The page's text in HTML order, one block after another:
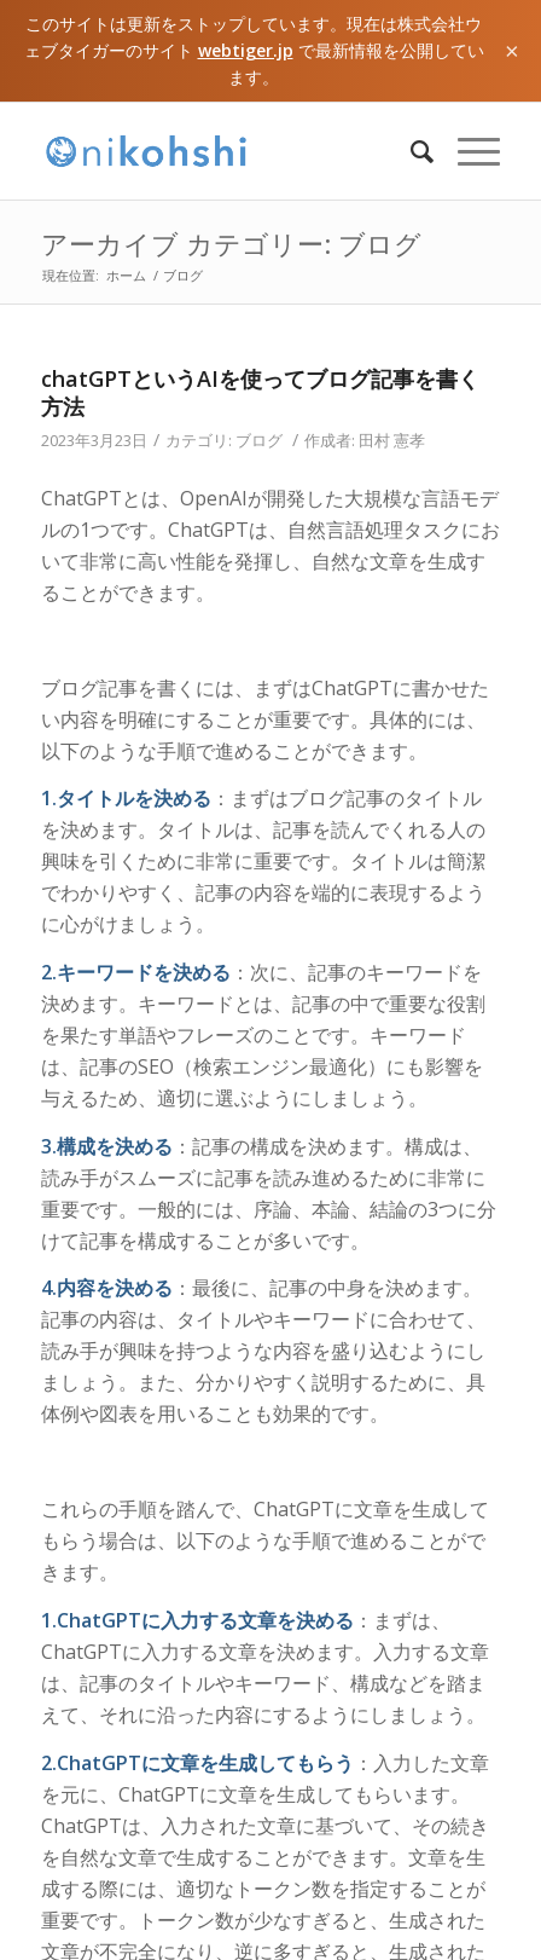
このサイトは更新をストップしています。現在は株式会社ウ
ェブタイガーのサイト webtiger.jp で最新情報を公開してい
ます。
×
アーカイブ カテゴリー: ブログ
現在位置: ホーム / ブログ
chatGPTというAIを使ってブログ記事を書く
方法
2023年3月23日 / カテゴリ: ブログ / 作成者: 田村 憲孝
ChatGPTとは、OpenAIが開発した大規模な言語モデ
ルの1つです。ChatGPTは、自然言語処理タスクにお
いて非常に高い性能を発揮し、自然な文章を生成す
ることができます。
ブログ記事を書くには、まずはChatGPTに書かせた
い内容を明確にすることが重要です。具体的には、
以下のような手順で進めることができます。
1.タイトルを決める ：まずはブログ記事のタイトル
を決めます。タイトルは、記事を読んでくれる人の
興味を引くために非常に重要です。タイトルは簡潔
でわかりやすく、記事の内容を端的に表現するよう
に心がけましょう。
2.キーワードを決める ：次に、記事のキーワードを
決めます。キーワードとは、記事の中で重要な役割
を果たす単語やフレーズのことです。キーワード
は、記事のSEO（検索エンジン最適化）にも影響を
与えるため、適切に選ぶようにしましょう。
3.構成を決める ：記事の構成を決めます。構成は、
読み手がスムーズに記事を読み進めるために非常に
重要です。一般的には、序論、本論、結論の3つに分
けて記事を構成することが多いです。
4.内容を決める ：最後に、記事の中身を決めます。
記事の内容は、タイトルやキーワードに合わせて、
読み手が興味を持つような内容を盛り込むようにし
ましょう。また、分かりやすく説明するために、具
体例や図表を用いることも効果的です。
これらの手順を踏んで、ChatGPTに文章を生成して
もらう場合は、以下のような手順で進めることがで
きます。
1.ChatGPTに入力する文章を決める ：まずは、
ChatGPTに入力する文章を決めます。入力する文章
は、記事のタイトルやキーワード、構成などを踏ま
えて、それに沿った内容にするようにしましょう。
2.ChatGPTに文章を生成してもらう ：入力した文章
を元に、ChatGPTに文章を生成してもらいます。
ChatGPTは、入力された文章に基づいて、その続き
を自然な文章で生成することができます。文章を生
成する際には、適切なトークン数を指定することが
重要です。トークン数が少なすぎると、生成された
文章が不完全になり、逆に多すぎると、生成された